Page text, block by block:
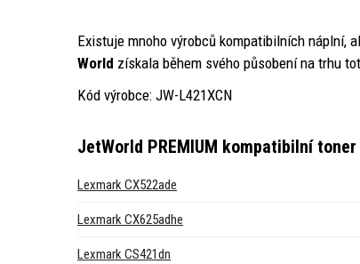
Existuje mnoho výrobců kompatibilních náplní,
World získala během svého působení na trhu
Kód výrobce: JW-L421XCN
JetWorld PREMIUM kompatibilní
Lexmark CX522ade
Lexmark CX625adhe
Lexmark CS421dn